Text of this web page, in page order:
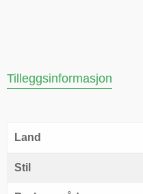
Tilleggsinformasjon
Land
Stil